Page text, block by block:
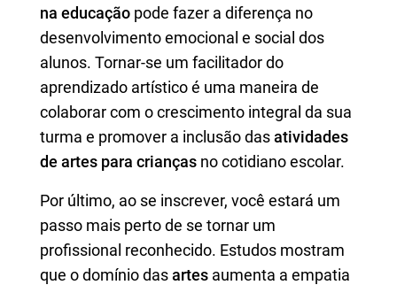
na educação pode fazer a diferença no
desenvolvimento emocional e social dos
alunos. Tornar-se um facilitador do
aprendizado artístico é uma maneira de
colaborar com o crescimento integral da sua
turma e promover a inclusão dasatividades
de artes para crianças no cotidiano escolar.
Por último, ao se inscrever, você estará um
passo mais perto de se tornar um
profissional reconhecido. Estudos mostram
que o domínio dasartes aumenta a empatia